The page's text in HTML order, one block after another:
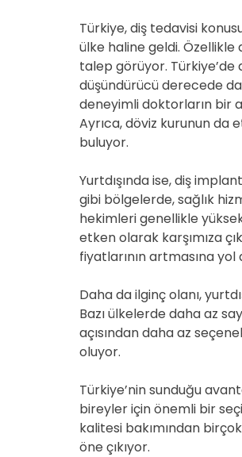
Türkiye, diş tedavisi
ülke haline geldi.
talep görüyor. Türkiye’de
düşündürücü derecede
deneyimli doktorların bir
Ayrıca, döviz kurunun da
buluyor.
Yurtdışında ise, diş
gibi bölgelerde, sağlık
hekimleri genellikle
etken olarak karşımıza
fiyatlarının artmasına
Daha da ilginç olanı,
Bazı ülkelerde daha az
açısından daha az
oluyor.
Türkiye’nin sunduğu
bireyler için önemli bir
kalitesi bakımından
öne çıkıyor.